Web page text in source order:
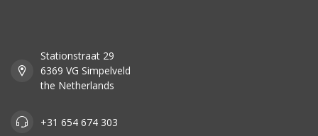
Stationstraat 29
6369 VG Simpelveld
the Netherlands
+31 654 674 303